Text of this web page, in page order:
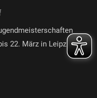
22. März in Leipzig!